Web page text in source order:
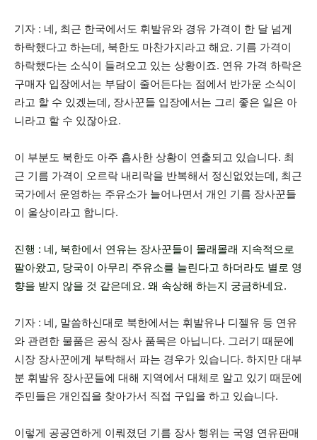
기자 : 네, 최근 한국에서도 휘발유와 경유 가격이 한 달 넘게
하락했다고 하는데, 북한도 마찬가지라고 해요. 기름 가격이
하락했다는 소식이 들려오고 있는 상황이죠. 연유 가격 하락은
구매자 입장에서는 부담이 줄어든다는 점에서 반가운 소식이
라고 할 수 있겠는데, 장사꾼들 입장에서는 그리 좋은 일은 아
니라고 할 수 있잖아요.
이 부분도 북한도 아주 흡사한 상황이 연출되고 있습니다. 최
근 기름 가격이 오르락 내리락을 반복해서 정신없었는데, 최근
국가에서 운영하는 주유소가 늘어나면서 개인 기름 장사꾼들
이 울상이라고 합니다.
진행 : 네, 북한에서 연유는 장사꾼들이 몰래몰래 지속적으로
팔아왔고, 당국이 아무리 주유소를 늘린다고 하더라도 별로 영
향을 받지 않을 것 같은데요. 왜 속상해 하는지 궁금하네요.
기자 : 네, 말씀하신대로 북한에서는 휘발유나 디젤유 등 연유
와 관련한 물품은 공식 장사 품목은 아닙니다. 그러기 때문에
시장 장사꾼에게 부탁해서 파는 경우가 있습니다. 하지만 대부
분 휘발유 장사꾼들에 대해 지역에서 대체로 알고 있기 때문에
주민들은 개인집을 찾아가서 직접 구입을 하고 있습니다.
이렇게 공공연하게 이뤄졌던 기름 장사 행위는 국영 연유판매